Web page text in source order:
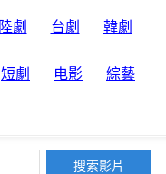
陸劇 台劇 韓劇
短劇 电影 綜藝